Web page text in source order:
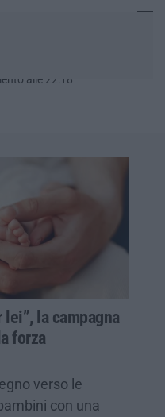
alle 22:18
la campagna
forza
verso le
con una